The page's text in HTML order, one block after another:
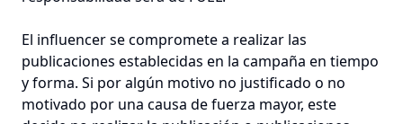
El influencer se compromete a realizar las
publicaciones establecidas en la campaña en tiempo
y forma. Si por algún motivo no justificado o no
motivado por una causa de fuerza mayor, este